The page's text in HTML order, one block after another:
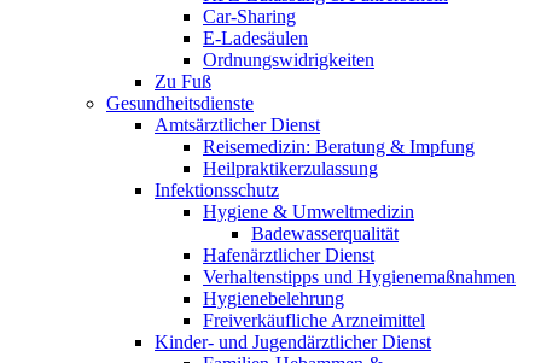
Car-Sharing
E-Ladesäulen
Ordnungswidrigkeiten
Zu Fuß
Gesundheitsdienste
Amtsärztlicher Dienst
Reisemedizin: Beratung & Impfung
Heilpraktikerzulassung
Infektionsschutz
Hygiene & Umweltmedizin
Badewasserqualität
Hafenärztlicher Dienst
Verhaltenstipps und Hygienemaßnahmen
Hygienebelehrung
Freiverkäufliche Arzneimittel
Kinder- und Jugendärztlicher Dienst